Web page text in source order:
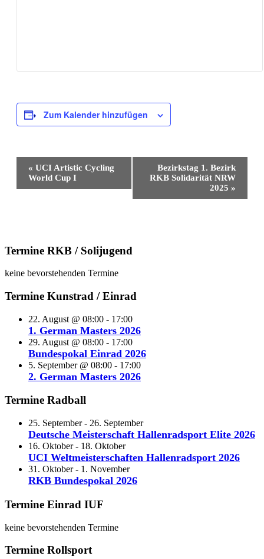
Zum Kalender hinzufügen
Veranstaltung-
Navigation
« UCI Artistic Cycling
World Cup I
Bezirkstag 1. Bezirk
RKB Solidarität NRW
2025 »
Termine RKB / Solijugend
keine bevorstehenden Termine
Termine Kunstrad / Einrad
22. August @ 08:00 - 17:00
1. German Masters 2026
29. August @ 08:00 - 17:00
Bundespokal Einrad 2026
5. September @ 08:00 - 17:00
2. German Masters 2026
Termine Radball
25. September- 26. September
Deutsche Meisterschaft Hallenradsport Elite 2026
16. Oktober- 18. Oktober
UCI Weltmeisterschaften Hallenradsport 2026
31. Oktober- 1. November
RKB Bundespokal 2026
Termine Einrad IUF
keine bevorstehenden Termine
Termine Rollsport